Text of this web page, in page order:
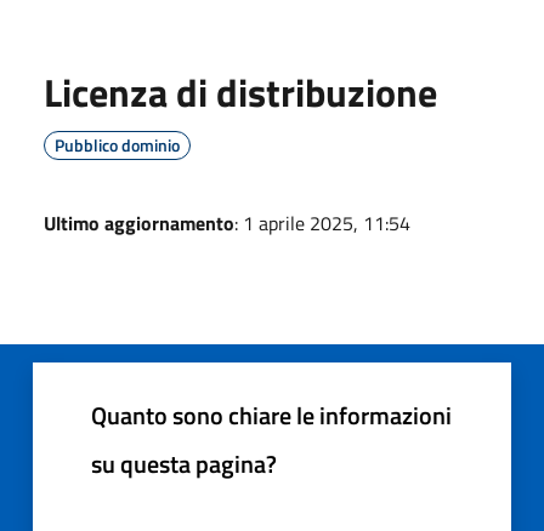
Licenza di distribuzione
Pubblico dominio
Ultimo aggiornamento: 1 aprile 2025, 11:54
Quanto sono chiare le informazioni
su questa pagina?